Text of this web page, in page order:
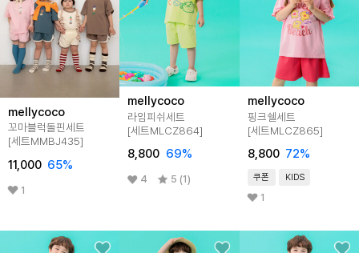
mellycoco
꼬마블럭돌핀세트
[세트MMBJ435]
11,000 65%
1
mellycoco
라임피쉬세트
[세트MLCZ864]
8,800 69%
4 5 (1)
mellycoco
핑크쉘세트
[세트MLCZ865]
8,800 72%
쿠폰 KIDS
1